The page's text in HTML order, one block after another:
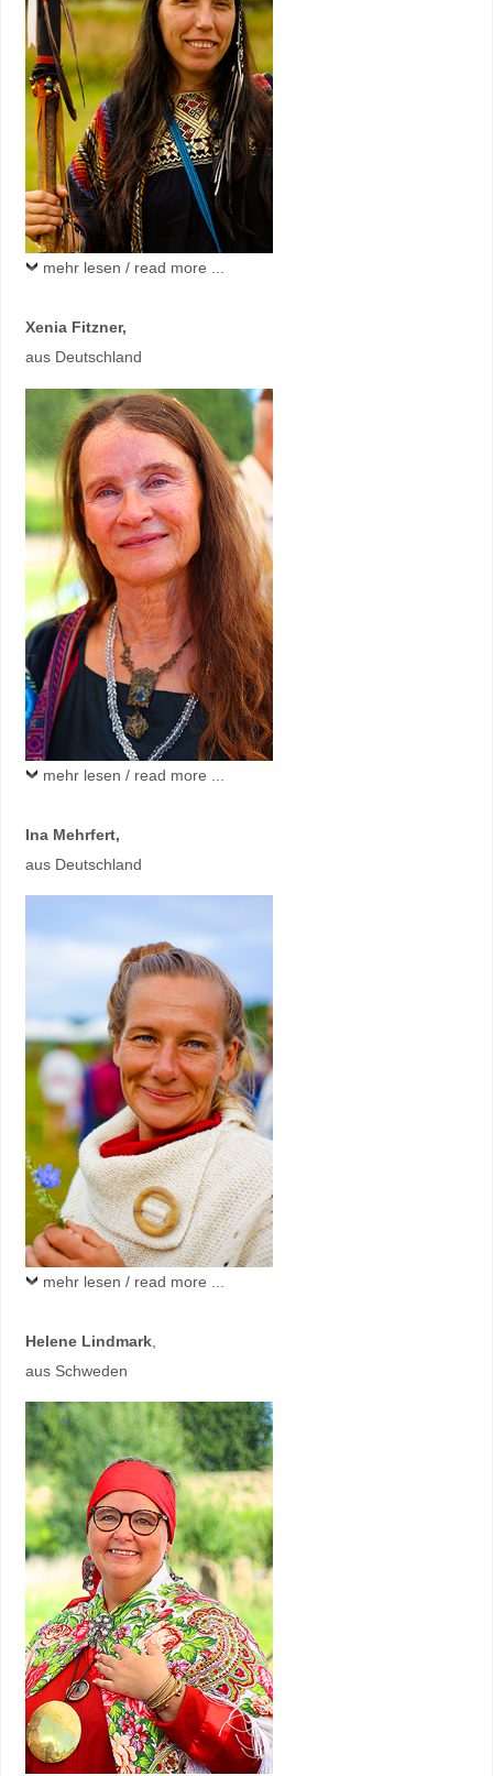
mehr lesen / read more ...
Xenia Fitzner,
aus Deutschland
mehr lesen / read more ...
Ina Mehrfert,
aus Deutschland
mehr lesen / read more ...
Helene Lindmark,
aus Schweden